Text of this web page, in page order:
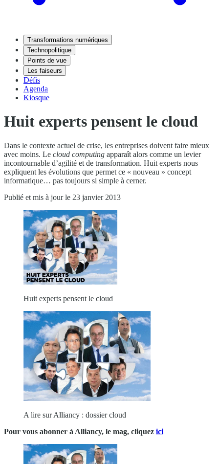
Transformations numériques
Technopolitique
Points de vue
Les faiseurs
Défis
Agenda
Kiosque
Huit experts pensent le cloud
Dans le contexte actuel de crise, les entreprises doivent faire mieux
avec moins. Le cloud computing apparaît alors comme un levier
incontournable d’agilité et de transformation. Huit experts nous
expliquent les évolutions que permet ce « nouveau » concept
informatique… pas toujours si simple à cerner.
Publié et mis à jour le 23 janvier 2013
Huit experts pensent le cloud
A lire sur Alliancy : dossier cloud
Pour vous abonner à Alliancy, le mag, cliquez ici